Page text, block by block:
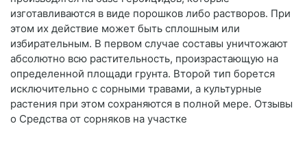
изготавливаются в виде порошков либо растворов. При
этом их действие может быть сплошным или
избирательным. В первом случае составы уничтожают
абсолютно всю растительность, произрастающую на
определенной площади грунта. Второй тип борется
исключительно с сорными травами, а культурные
растения при этом сохраняются в полной мере. Отзывы
о Средства от сорняков на участке